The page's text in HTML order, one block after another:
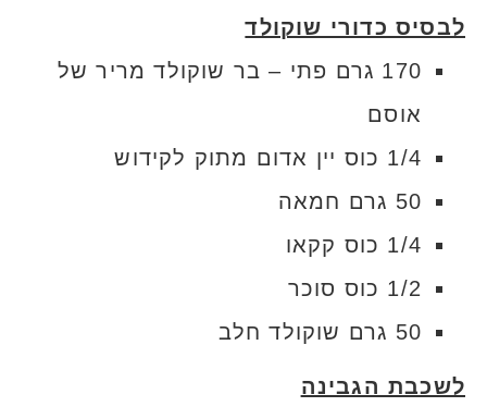
לבסיס כדורי שוקולד
170 גרם פתי – בר שוקולד מריר של
אוסם
1/4 כוס יין אדום מתוק לקידוש
50 גרם חמאה
1/4 כוס קקאו
1/2 כוס סוכר
50 גרם שוקולד חלב
לשכבת הגבינה